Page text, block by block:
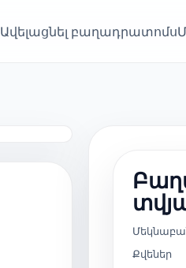
Ավելացնել բաղադրատոմս
Քվեներ